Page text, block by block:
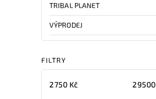
TRIBAL PLANET
VÝPRODEJ
FILTRY
2750 Kč 29500